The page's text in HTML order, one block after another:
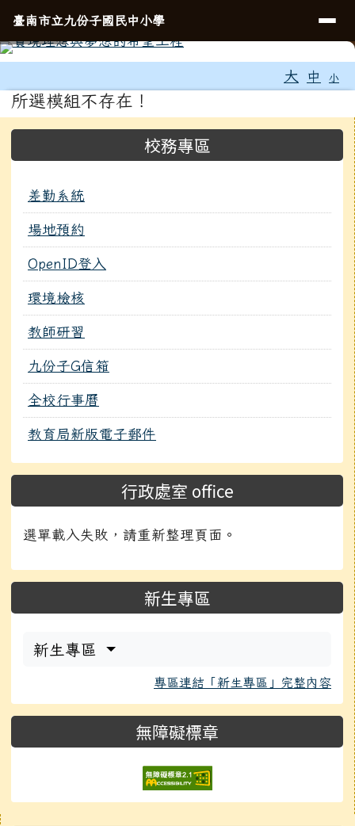
臺南市立九份子國民中小學
導覽列
臺南市立九份子國民中小學
大 中 小
主內容區域
所選模組不存在！
校務專區
差勤系統
場地預約
OpenID登入
環境檢核
教師研習
九份子G信箱
全校行事曆
教育局新版電子郵件
行政處室 office
選單載入失敗，請重新整理頁面。
新生專區
新生專區
專區連結「新生專區」完整內容
無障礙標章
頁尾區域